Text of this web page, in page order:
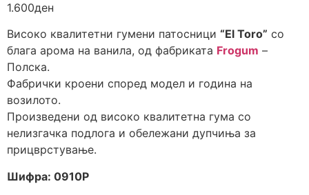
1.600ден
Високо квалитетни гумени патосници “El Toro” со
блага арома на ванила, од фабриката Frogum –
Полска.
Фабрички кроени според модел и година на
возилото.
Произведени од високо квалитетна гума со
нелизгачка подлога и обележани дупчиња за
прицврстување.
Шифра: 0910P